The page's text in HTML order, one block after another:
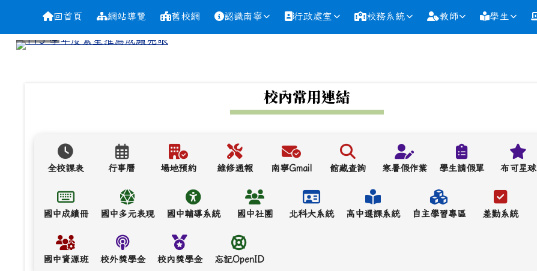
台南市南寧高中
導覽列回首頁 網站導覽 舊校網 認識南寧 行政處室 校務系統 教師 學生
校內常用連結
全校課表 行事曆 場地預約 維修通報 南寧Gmail 館藏查詢 寒暑假作業 學生請假單 布可星球
國中成績冊 國中多元表現 國中輔導系統 國中社團 北科大系統 高中選課系統 自主學習專區 差勤系統
國中資源班 校外獎學金 校內獎學金 忘記OpenID